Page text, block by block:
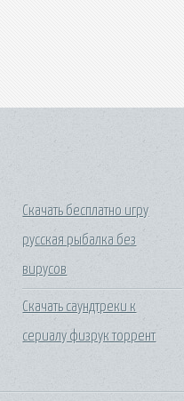
Скачать бесплатно игру
русская рыбалка без
вирусов
Скачать саундтреки к
сериалу физрук торрент